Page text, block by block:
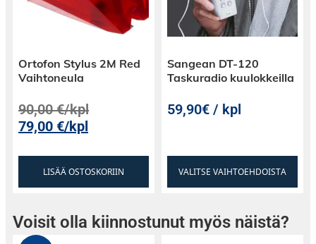
Ortofon Stylus 2M Red
Vaihtoneula
90,00€/kpl
79,00€/kpl
LISÄÄ OSTOSKORIIN
Sangean DT-120
Taskuradio kuulokkeilla
59,90€ / kpl
VALITSE VAIHTOEHDOISTA
Voisit olla kiinnostunut myös näistä?